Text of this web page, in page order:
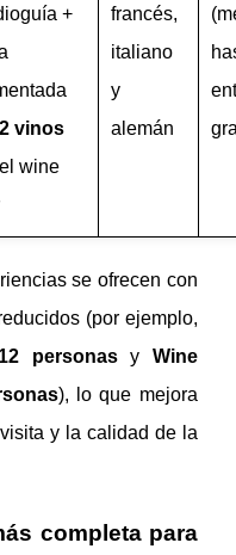
+
2 vinos
wine
francés,
italiano
y
alemán
se ofrecen con
(por ejemplo,
12 personasy Wine
), lo que mejora
y la calidad de la
completa para